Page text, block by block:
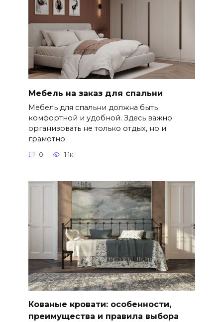
Мебель на заказ для спальни
Мебель для спальни должна быть
комфортной и удобной. Здесь важно
организовать не только отдых, но и
грамотно
0 1.1к.
Кованые кровати: особенности,
преимущества и правила выбора